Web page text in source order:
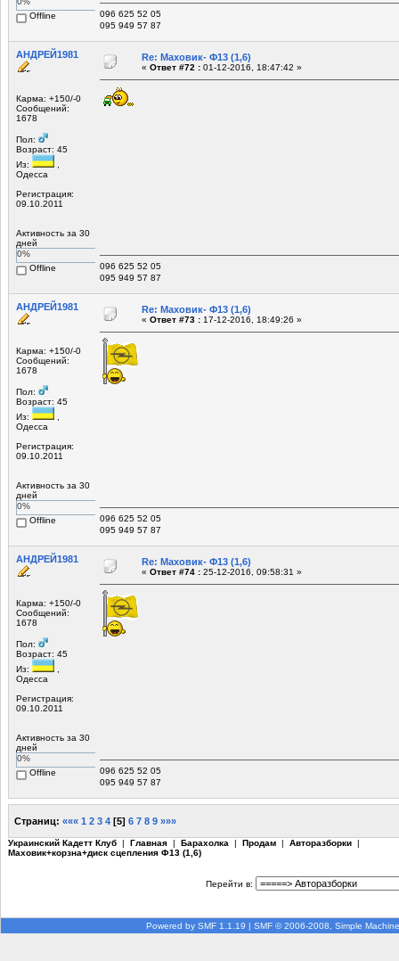
Offline
096 625 52 05
095 949 57 87
АНДРЕЙ1981
Карма: +150/-0
Сообщений:
1678
Пол:
Возраст: 45
Из:
Одесса
Регистрация:
09.10.2011
Активность за 30
дней
0%
Offline
Re: Маховик- Ф13 (1,6)
« Ответ #72 : 01-12-2016, 18:47:42 »
096 625 52 05
095 949 57 87
АНДРЕЙ1981
Карма: +150/-0
Сообщений:
1678
Пол:
Возраст: 45
Из:
Одесса
Регистрация:
09.10.2011
Активность за 30
дней
0%
Offline
Re: Маховик- Ф13 (1,6)
« Ответ #73 : 17-12-2016, 18:49:26 »
096 625 52 05
095 949 57 87
АНДРЕЙ1981
Карма: +150/-0
Сообщений:
1678
Пол:
Возраст: 45
Из:
Одесса
Регистрация:
09.10.2011
Активность за 30
дней
0%
Offline
Re: Маховик- Ф13 (1,6)
« Ответ #74 : 25-12-2016, 09:58:31 »
096 625 52 05
095 949 57 87
Страниц: ««« 1 2 3 4 [5] 6 7 8 9 »»»
Украинский Кадетт Клуб | Главная | Барахолка | Продам | Авторазборки |
Маховик+корзна+диск сцепления Ф13 (1,6)
Перейти в:
Powered by SMF 1.1.19 | SMF © 2006-2008, Simple